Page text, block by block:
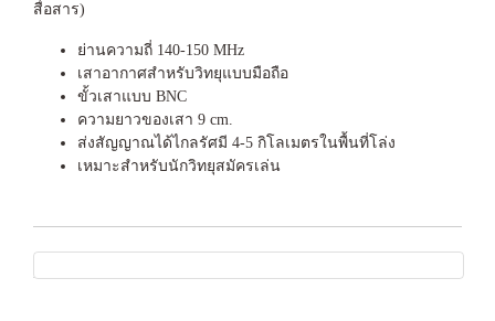
สื่อสาร)
ย่านความถี่ 140-150 MHz
เสาอากาศสำหรับวิทยุแบบมือถือ
ขั้วเสาแบบ BNC
ความยาวของเสา 9 cm.
ส่งสัญญาณได้ไกลรัศมี 4-5 กิโลเมตรในพื้นที่โล่ง
เหมาะสำหรับนักวิทยุสมัครเล่น